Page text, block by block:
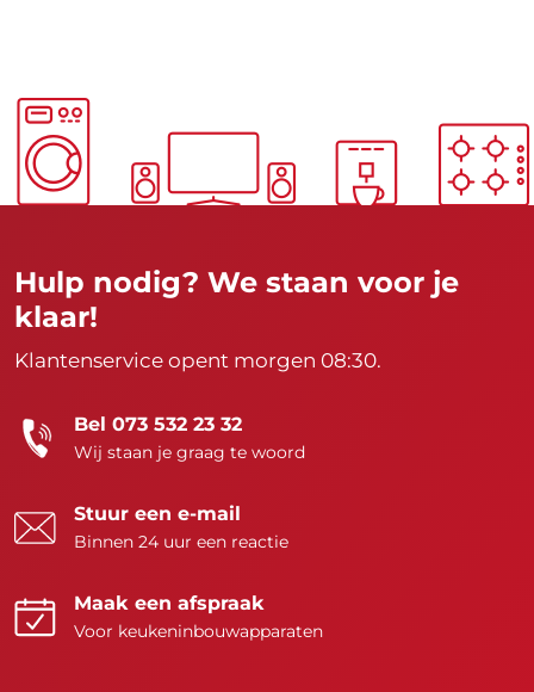
Hulp nodig? We staan voor je
klaar!
Klantenservice opent morgen 08:30.
Bel 073 532 23 32
Wij staan je graag te woord
Stuur een e-mail
Binnen 24 uur een reactie
Maak een afspraak
Voor keukeninbouwapparaten